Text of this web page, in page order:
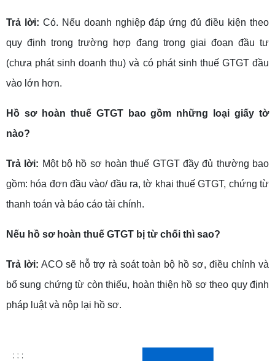
Trả lời: Có. Nếu doanh nghiệp đáp ứng đủ điều kiện theo
quy định trong trường hợp đang trong giai đoạn đầu tư
(chưa phát sinh doanh thu) và có phát sinh thuế GTGT đầu
vào lớn hơn.
Hồ sơ hoàn thuế GTGT bao gồm những loại giấy tờ
nào?
Trả lời: Một bộ hồ sơ hoàn thuế GTGT đầy đủ thường bao
gồm: hóa đơn đầu vào/ đầu ra, tờ khai thuế GTGT, chứng từ
thanh toán và báo cáo tài chính.
Nếu hồ sơ hoàn thuế GTGT bị từ chối thì sao?
Trả lời: ACO sẽ hỗ trợ rà soát toàn bộ hồ sơ, điều chỉnh và
bổ sung chứng từ còn thiếu, hoàn thiện hồ sơ theo quy định
pháp luật và nộp lại hồ sơ.